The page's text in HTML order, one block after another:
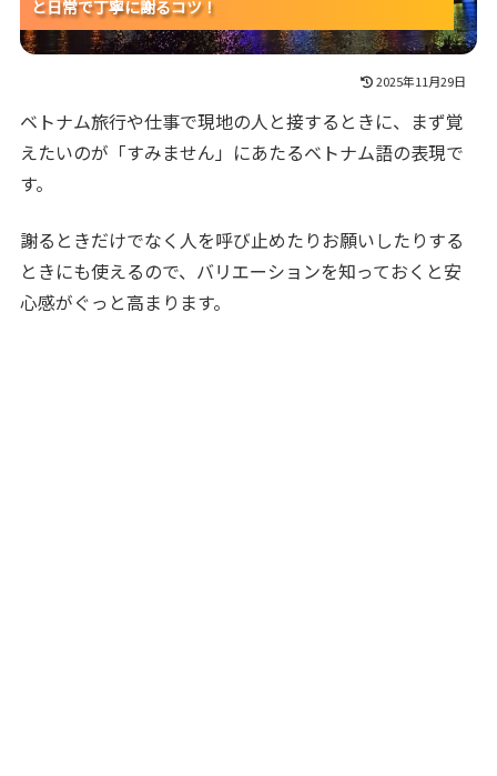
と日常で丁寧に謝るコツ！
と日常で丁寧に謝るコツ！
と日常で丁寧に謝るコツ！
2025年11月29日
ベトナム旅行や仕事で現地の人と接するときに、まず覚
えたいのが「すみません」にあたるベトナム語の表現で
す。
謝るときだけでなく人を呼び止めたりお願いしたりする
ときにも使えるので、バリエーションを知っておくと安
心感がぐっと高まります。